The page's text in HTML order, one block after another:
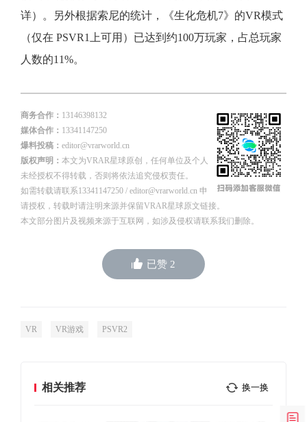
详）。另外根据索尼的统计，《生化危机7》的VR模式
（仅在 PSVR1上可用）已达到约100万玩家，占总玩家
人数的11%。
商务合作： 13146398132
媒体合作： 13341147250
爆料投稿： editor@vrarworld.cn
版权声明： 本文为VRAR星球原创，任何单位及个人
未经授权不得转载，否则将依法追究侵权责任。
如需转载请联系13341147250 / editor@vrarworld.cn 申
请授权，转载时请注明来源并保留VRAR星球原文链接。
本文部分图片及视频来源于互联网，如涉及侵权请联系我们删除。
已赞 2
VR VR游戏 PSVR2
相关推荐 换一换